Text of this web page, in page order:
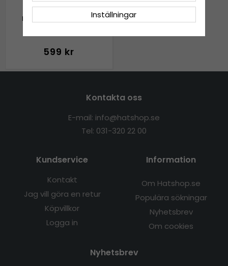
Hattar - Gårda Bellagio
599 kr
Kontakta oss
E-mail: info@hatshop.se
Tel: 031-320 22 00
Kundservice
Kontakt
Jag vill göra en retur
Köpvillkor
Logga in
Information
Om Hatshop.se
Populära sökningar
Nyhetsbrev
Om cookies
Nyhetsbrev
Inställningar